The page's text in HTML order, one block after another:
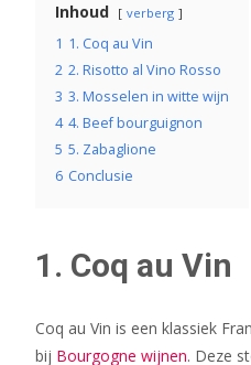
Inhoud verberg
1 1. Coq au Vin
2 2. Risotto al Vino Rosso
3 3. Mosselen in witte wijn
4 4. Beef bourguignon
5 5. Zabaglione
6 Conclusie
1. Coq au Vin
Coq au Vin is een klassiek
bij Bourgogne wijnen. Deze